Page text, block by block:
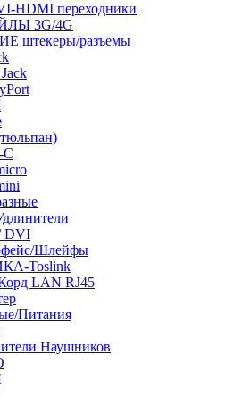
HDMI переходники
3G/4G
штекеры/разъемы
DVI
Шлейфы
Toslink
LAN RJ45
Питания
Наушников